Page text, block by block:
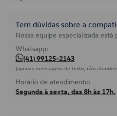
Tem dúvidas sobre a
Nossa equipe especializada está
Whatsapp:
(41) 99125-2143
(apenas mensagens de texto, não
Horário de atendimento:
Segunda à sexta, das 8h às 17h.